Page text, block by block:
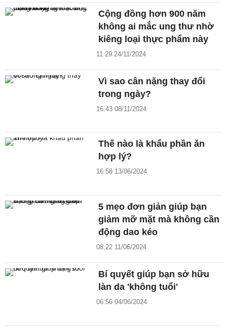
Cộng đồng hơn 900 năm
không ai mắc ung thư nhờ
kiêng loại thực phẩm này
11:29 24/11/2024
Vì sao cân nặng thay đổi
trong ngày?
16:43 08/11/2024
Thế nào là khẩu phần ăn
hợp lý?
16:58 13/06/2024
5 mẹo đơn giản giúp bạn
giảm mỡ mặt mà không cần
động dao kéo
08:22 11/06/2024
Bí quyết giúp bạn sở hữu
làn da 'không tuổi'
06:56 04/06/2024